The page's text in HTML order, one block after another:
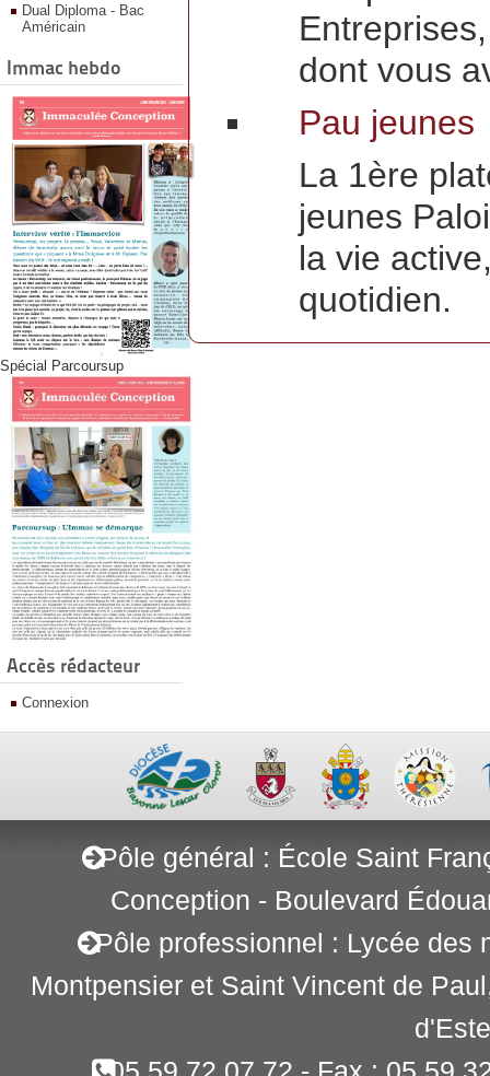
Dual Diploma - Bac
Américain
Immac hebdo
Spécial Parcoursup
Accès rédacteur
Connexion
dont vous
Pau jeunes
La 1ère
jeunes
la vie
quotidien.
Pôle général : École Saint
Conception - Boulevard
Pôle professionnel : Lycée des
Montpensier et Saint Vincent de